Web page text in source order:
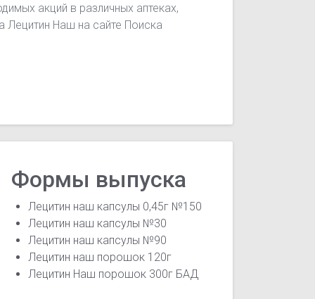
акций в различных аптеках,
Лецитин Наш на сайте Поиска
Формы выпуска
Лецитин наш капсулы 0,45г №150
Лецитин наш капсулы №30
Лецитин наш капсулы №90
Лецитин наш порошок 120г
Лецитин Наш порошок 300г БАД